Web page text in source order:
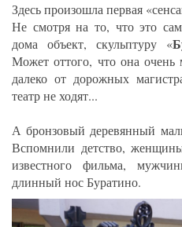
Здесь произошла первая
Не смотря на то, что это
дома объект, скульптуру «
Может оттого, что она
далеко от дорожных
театр не ходят...
А бронзовый деревянный
Вспомнили детство,
известного фильма,
длинный нос Буратино.